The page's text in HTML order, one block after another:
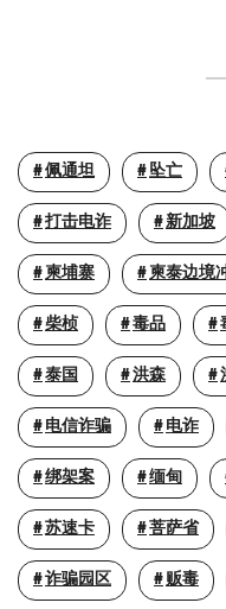
佩通坦 坠亡
打击电诈 新加坡
柬埔寨 柬泰边境
柴桢 毒品
泰国 洪森
电信诈骗 电诈
绑架案 缅甸
苏速卡 菩萨省
诈骗园区 贩毒